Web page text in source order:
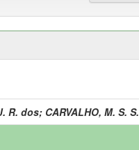
R. dos; CARVALHO, M. S. S.